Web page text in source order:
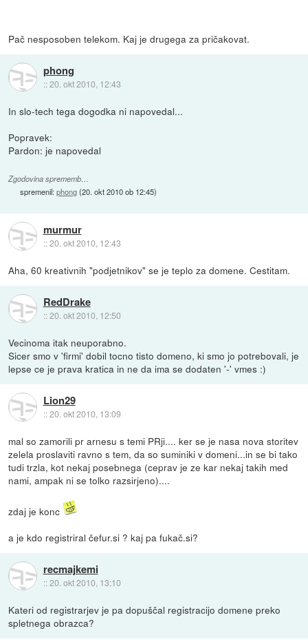
Pač nesposoben telekom. Kaj je drugega za pričakovat.
phong
::20. okt 2010, 12:43
In slo-tech tega dogodka ni napovedal...
Popravek:
Pardon: je napovedal
Zgodovina sprememb…
spremenil:phong(20. okt 2010 ob 12:45)
murmur
::20. okt 2010, 12:43
Aha, 60 kreativnih "podjetnikov" se je teplo za domene. Cestitam.
RedDrake
::20. okt 2010, 12:50
Vecinoma itak neuporabno.
Sicer smo v 'firmi' dobil tocno tisto domeno, ki smo jo potrebovali, je
lepse ce je prava kratica in ne da ima se dodaten '-' vmes :)
Lion29
::20. okt 2010, 13:09
mal so zamorili pr arnesu s temi PRji.... ker se je nasa nova storitev
zelela proslaviti ravno s tem, da so suminiki v domeni...in se bi tako
tudi trzla, kot nekaj posebnega (ceprav je ze kar nekaj takih med
nami, ampak ni se tolko razsirjeno)....
zdaj je konc
a je kdo registriral čefur.si ? kaj pa fukač.si?
recmajkemi
::20. okt 2010, 13:10
Kateri od registrarjev je pa dopuščal registracijo domene preko
spletnega obrazca?